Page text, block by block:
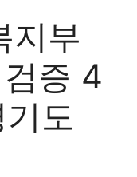
지부
증 4
도